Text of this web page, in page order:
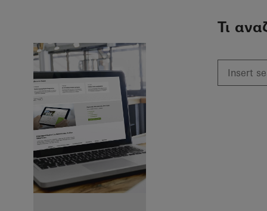
Τι